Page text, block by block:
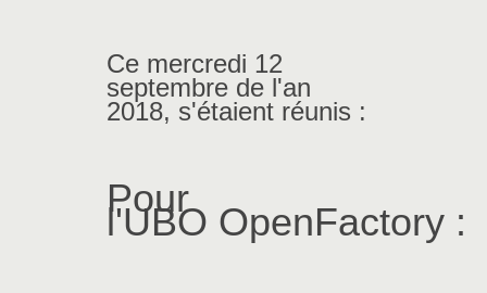
Ce mercredi 12
septembre de l'an
2018, s'étaient réunis :
Pour
l'UBO OpenFactory :